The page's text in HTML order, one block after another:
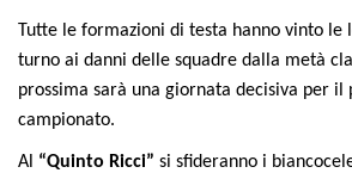
Tutte le formazioni di testa hanno vinto le
turno ai danni delle squadre dalla metà
prossima sarà una giornata decisiva per il
campionato.
Al “Quinto Ricci” si sfideranno i